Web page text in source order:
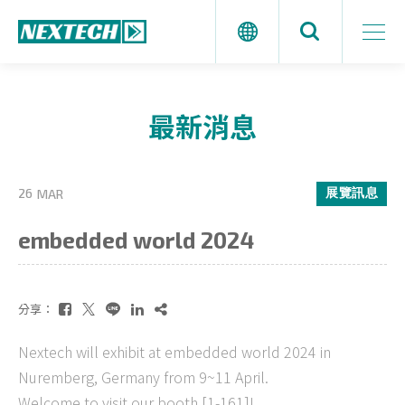
最新消息
26 MAR 展覽訊息
embedded world 2024
分享：
Nextech will exhibit at embedded world 2024 in
Nuremberg, Germany from 9~11 April.